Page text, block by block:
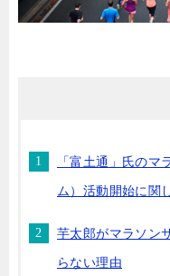
「富土通」氏のマ
ム）活動開始に関
芋太郎がマラソン
らない理由